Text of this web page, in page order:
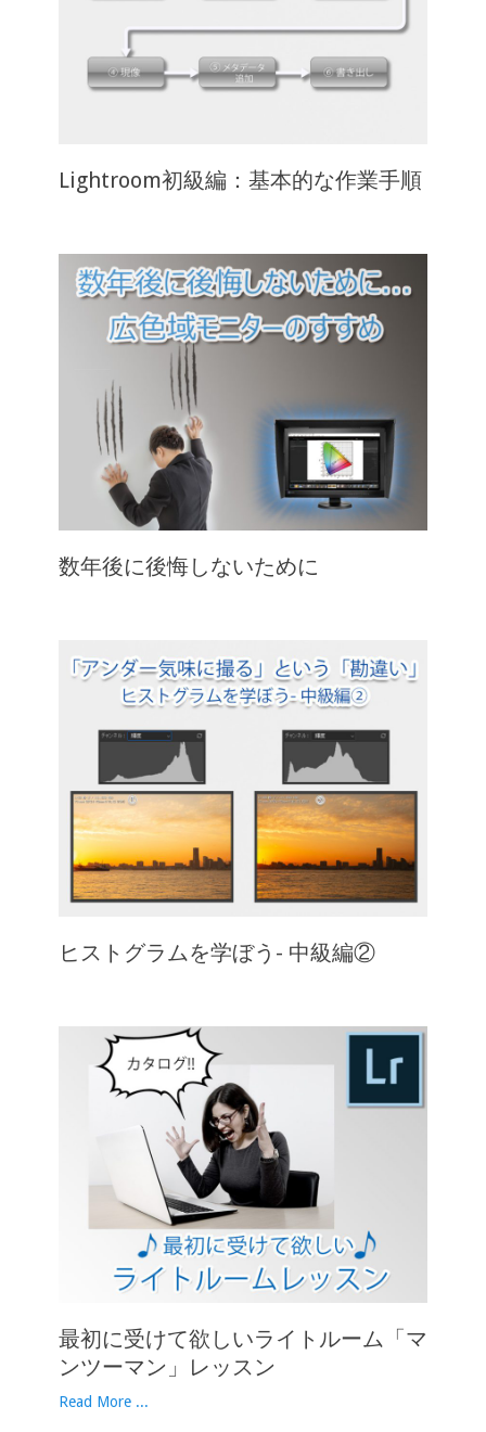
Lightroom初級編：基本的な作業手順
数年後に後悔しないために
ヒストグラムを学ぼう- 中級編②
最初に受けて欲しいライトルーム「マ
ンツーマン」レッスン
Read More ...